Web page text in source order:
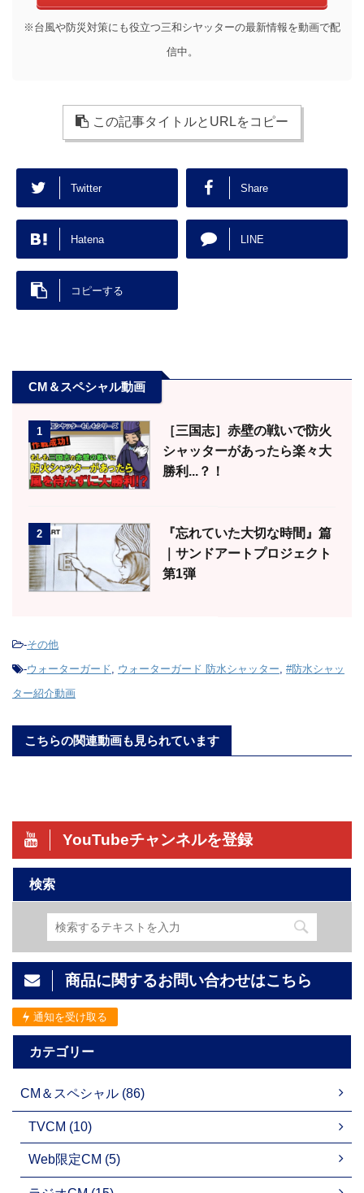
※台風や防災対策にも役立つ三和シヤッターの最新情報を動画で配
信中。
この記事タイトルとURLをコピー
Twitter Share
Hatena LINE
コピーする
CM＆スペシャル動画
1
［三国志］赤壁の戦いで防火
シャッターがあったら楽々大
勝利...？！
2
『忘れていた大切な時間』篇
｜サンドアートプロジェクト
第1弾
-その他
-ウォーターガード, ウォーターガード 防水シャッター, #防水シャッ
ター紹介動画
こちらの関連動画も見られています
YouTubeチャンネルを登録
検索
商品に関するお問い合わせはこちら
通知を受け取る
カテゴリー
CM＆スペシャル (86)
TVCM (10)
Web限定CM (5)